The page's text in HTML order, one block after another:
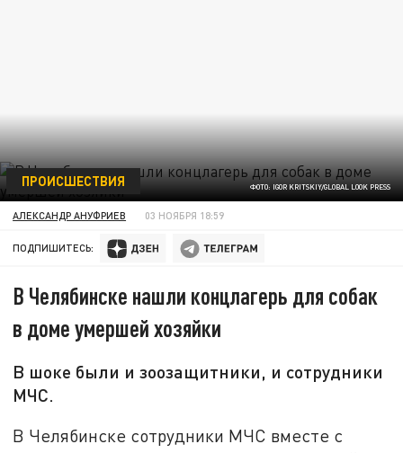
ФОТО: IGOR KRITSKIY/GLOBAL LOOK PRESS
ПРОИСШЕСТВИЯ
АЛЕКСАНДР АНУФРИЕВ 03 НОЯБРЯ 18:59
ПОДПИШИТЕСЬ:
В Челябинске нашли концлагерь для собак
в доме умершей хозяйки
В шоке были и зоозащитники, и сотрудники
МЧС.
В Челябинске сотрудники МЧС вместе с